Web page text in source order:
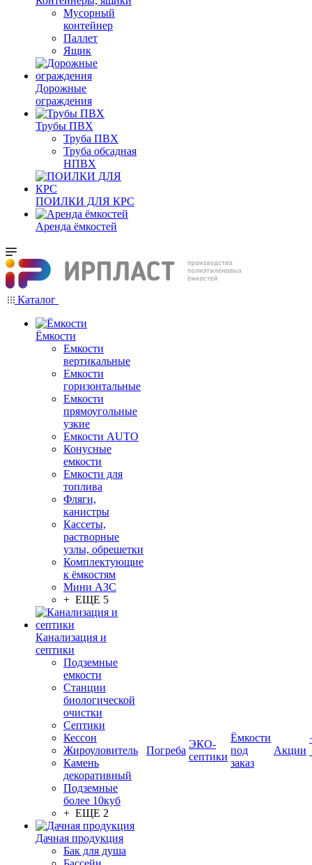
Мусорный
контейнер
Паллет
Ящик
Дорожные
ограждения
Трубы ПВХ
Труба ПВХ
Труба обсадная
НПВХ
ПОИЛКИ ДЛЯ КРС
Аренда ёмкостей
Каталог
Ёмкости
Емкости
вертикальные
Емкости
горизонтальные
Емкости
прямоугольные
узкие
Емкости АUТО
Конусные
емкости
Емкости для
топлива
Фляги,
канистры
Кассеты,
растворные
узлы, обрешетки
Комплектующие
к ёмкостям
Мини АЗС
+ ЕЩЕ 5
Канализация и
септики
Подземные
емкости
Станции
биологической
очистки
Септики
Кессон
Жироуловитель
Камень
декоративный
Подземные
более 10куб
+ ЕЩЕ 2
Дачная продукция
Бак для душа
Погреба
ЭКО-
септики
Ёмкости
под
заказ
Акции